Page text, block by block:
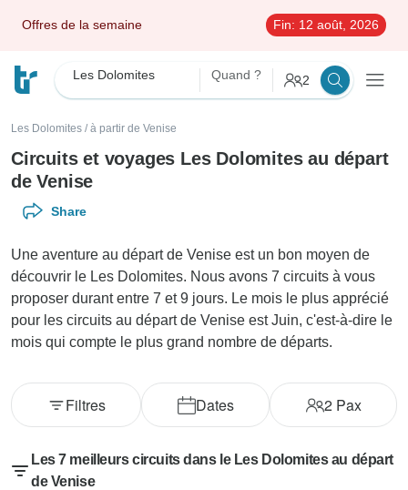
Offres de la semaine Fin: 12 août, 2026
Les Dolomites Quand ? 2
Les Dolomites / à partir de Venise
Circuits et voyages Les Dolomites au départ
de Venise
Share
Une aventure au départ de Venise est un bon moyen de
découvrir le Les Dolomites. Nous avons 7 circuits à vous
proposer durant entre 7 et 9 jours. Le mois le plus apprécié
pour les circuits au départ de Venise est Juin, c'est-à-dire le
mois qui compte le plus grand nombre de départs.
Dates 2Pax
Filtres
Les 7 meilleurs circuits dans le Les Dolomites au départ
de Venise